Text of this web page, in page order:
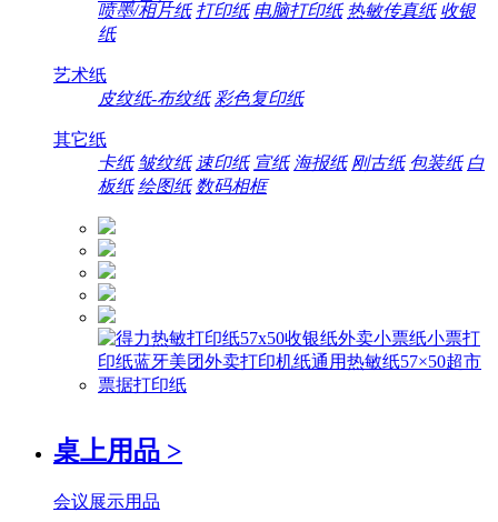
喷墨/相片纸 打印纸 电脑打印纸 热敏传真纸 收银
纸
艺术纸
皮纹纸-布纹纸 彩色复印纸
其它纸
卡纸 皱纹纸 速印纸 宣纸 海报纸 刚古纸 包装纸 白
板纸 绘图纸 数码相框
桌上用品 >
会议展示用品